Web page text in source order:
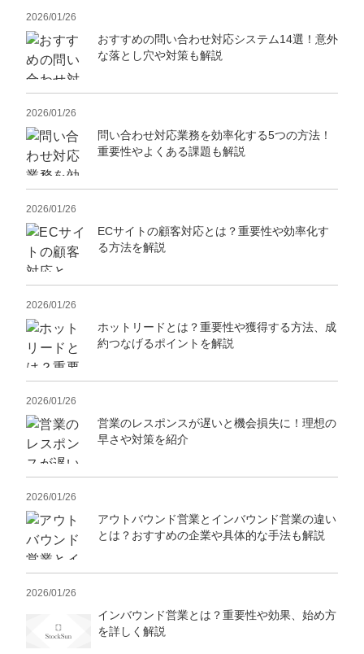
2026/01/26
おすすめの問い合わせ対応システム14選！意外
な落とし穴や対策も解説
2026/01/26
問い合わせ対応業務を効率化する5つの方法！
重要性やよくある課題も解説
2026/01/26
ECサイトの顧客対応とは？重要性や効率化す
る方法を解説
2026/01/26
ホットリードとは？重要性や獲得する方法、成
約つなげるポイントを解説
2026/01/26
営業のレスポンスが遅いと機会損失に！理想の
早さや対策を紹介
2026/01/26
アウトバウンド営業とインバウンド営業の違い
とは？おすすめの企業や具体的な手法も解説
2026/01/26
インバウンド営業とは？重要性や効果、始め方
を詳しく解説